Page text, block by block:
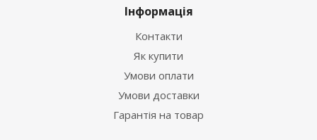
Інформація
Контакти
Як купити
Умови оплати
Умови доставки
Гарантія на товар